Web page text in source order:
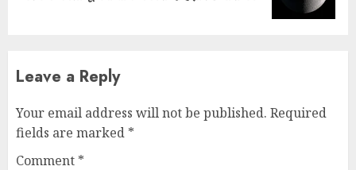
Leave a Reply
Your email address will not be published. Required
fields are marked *
Comment *